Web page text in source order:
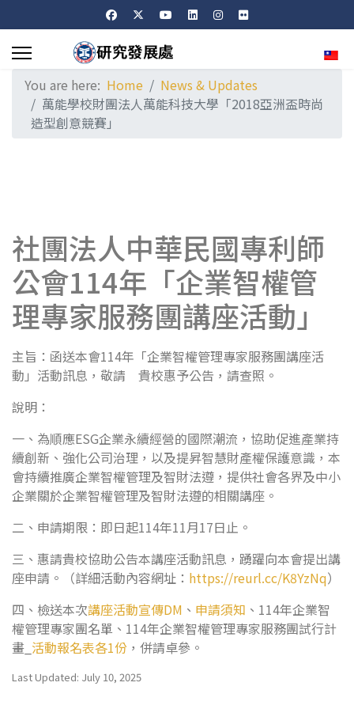
You are here: Home
News & Updates
萬能學校財團法人萬能科技大學「2018亞洲盃時尚
造型創意競賽」
社團法人中華民國專利師
公會114年「企業智權管
理專家服務團講座活動」
主旨：函送本會114年「企業智權管理專家服務團講座活
動」活動訊息，敬請 貴校惠予公告，請查照。
說明：
一、為順應ESG企業永續經營的國際潮流，協助促進產業持
續創新、強化公司治理，以及提昇智慧財產權保護意識，本
會持續推廣企業智權管理及智財法遵，提供社會各界及中小
企業關於企業智權管理及智財法遵的相關講座。
二、申請期限：即日起114年11月17日止。
三、惠請貴校協助公告本講座活動訊息，踴躍向本會提出講
座申請。（詳細活動內容網址： https://reurl.cc/K8YzNq）
四、檢送本次講座活動宣傳DM 、 申請須知 、114年企業智
權管理專家團名單、114年企業智權管理專家服務團試行計
畫_ 活動報名表各1份 ，併請卓參。
Last Updated: July 10, 2025